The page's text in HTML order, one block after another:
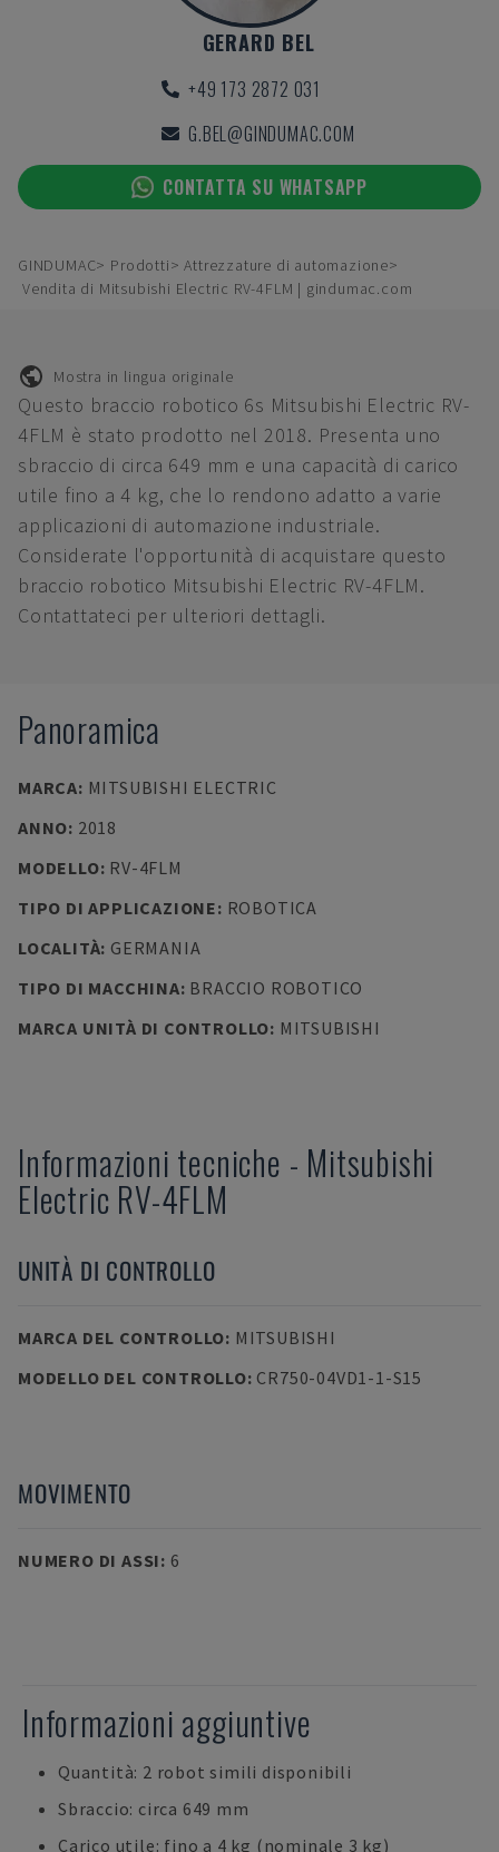
GERARD BEL
+49 173 2872 031
G.BEL@GINDUMAC.COM
CONTATTA SU WHATSAPP
GINDUMAC Prodotti
Attrezzature di automazione
Vendita di Mitsubishi Electric RV-4FLM | gindumac.com
Mostra in lingua originale
Questo braccio robotico 6s Mitsubishi Electric RV-
4FLM è stato prodotto nel 2018. Presenta uno
sbraccio di circa 649 mm e una capacità di carico
utile fino a 4 kg, che lo rendono adatto a varie
applicazioni di automazione industriale.
Considerate l'opportunità di acquistare questo
braccio robotico Mitsubishi Electric RV-4FLM.
Contattateci per ulteriori dettagli.
Panoramica
MARCA: MITSUBISHI ELECTRIC
ANNO: 2018
MODELLO: RV-4FLM
TIPO DI APPLICAZIONE: ROBOTICA
LOCALITÀ: GERMANIA
TIPO DI MACCHINA: BRACCIO ROBOTICO
MARCA UNITÀ DI CONTROLLO: MITSUBISHI
Informazioni tecniche - Mitsubishi
Electric RV-4FLM
UNITÀ DI CONTROLLO
MARCA DEL CONTROLLO: MITSUBISHI
MODELLO DEL CONTROLLO: CR750-04VD1-1-S15
MOVIMENTO
NUMERO DI ASSI: 6
Informazioni aggiuntive
Quantità: 2 robot simili disponibili
Sbraccio: circa 649 mm
Carico utile: fino a 4 kg (nominale 3 kg)